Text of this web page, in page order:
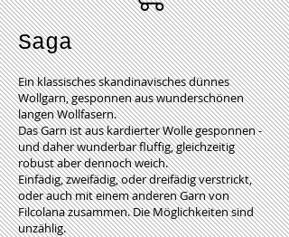
Saga
Ein klassisches skandinavisches dünnes
Wollgarn, gesponnen aus wunderschönen
langen Wollfasern.
Das Garn ist aus kardierter Wolle gesponnen -
und daher wunderbar fluffig, gleichzeitig
robust aber dennoch weich.
Einfädig, zweifädig, oder dreifädig verstrickt,
oder auch mit einem anderen Garn von
Filcolana zusammen. Die Möglichkeiten sind
unzählig.